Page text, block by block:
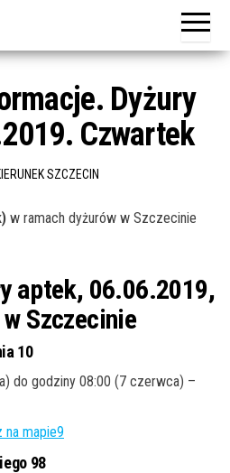
n
a
w
Dyżury
Czwartek
SZCZECIN
w ramach dyżurów w Szczecinie
aptek, 06.06.2019,
Szczecinie
10
do godziny 08:00 (7 czerwca) –
na mapie9
98